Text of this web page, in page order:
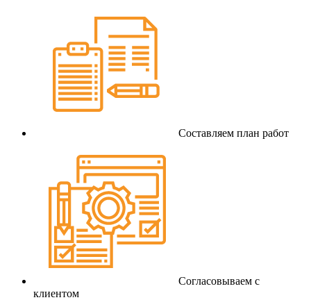
Составляем план работ
Согласовываем с
клиентом